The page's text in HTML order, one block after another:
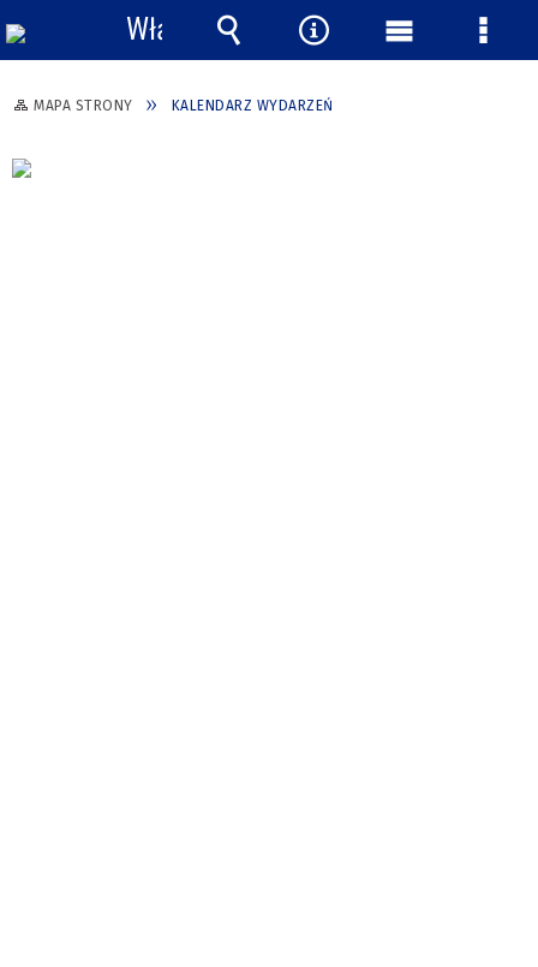
MAPA STRONY KALENDARZ WYDARZEŃ
Włącz
powiadomienia
Wyszukiwarka
Narzędzia
Menu Menu